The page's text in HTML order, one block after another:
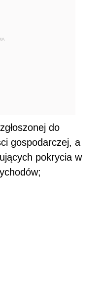
do
gospodarczej, a
pokrycia w